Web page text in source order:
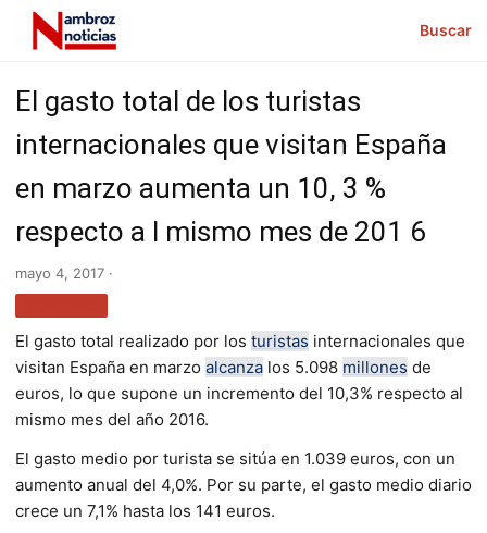
Buscar
El gasto total de los turistas
internacionales que visitan España
en marzo aumenta un 10, 3 %
respecto a l mismo mes de 201 6
mayo 4, 2017 ·
El gasto total realizado por los turistas internacionales que
visitan España en marzo alcanza los 5.098 millones de
euros, lo que supone un incremento del 10,3% respecto al
mismo mes del año 2016.
El gasto medio por turista se sitúa en 1.039 euros, con un
aumento anual del 4,0%. Por su parte, el gasto medio diario
crece un 7,1% hasta los 141 euros.